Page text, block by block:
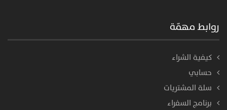
روابط مهمّة
كيفية الشراء
حسابي
سلة المشتريات
برنامج السفراء